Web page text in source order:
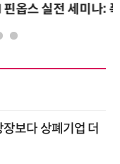
큰 비용 관리 전략
보다 상폐기업 더